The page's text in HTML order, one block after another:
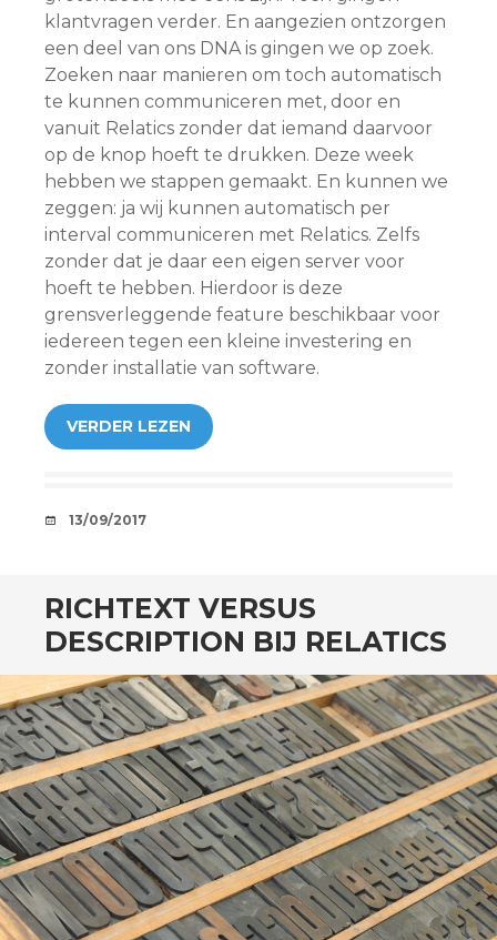
klantvragen verder. En aangezien ontzorgen
een deel van ons DNA is gingen we op zoek.
Zoeken naar manieren om toch automatisch
te kunnen communiceren met, door en
vanuit Relatics zonder dat iemand daarvoor
op de knop hoeft te drukken. Deze week
hebben we stappen gemaakt. En kunnen we
zeggen: ja wij kunnen automatisch per
interval communiceren met Relatics. Zelfs
zonder dat je daar een eigen server voor
hoeft te hebben. Hierdoor is deze
grensverleggende feature beschikbaar voor
iedereen tegen een kleine investering en
zonder installatie van software.
VERDER LEZEN
AFSPRAAKJE
13/09/2017
RICHTEXT VERSUS
DESCRIPTION BIJ RELATICS